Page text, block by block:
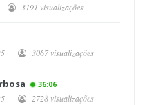
3191 visualizações
3067 visualizações
36:06
2728 visualizações